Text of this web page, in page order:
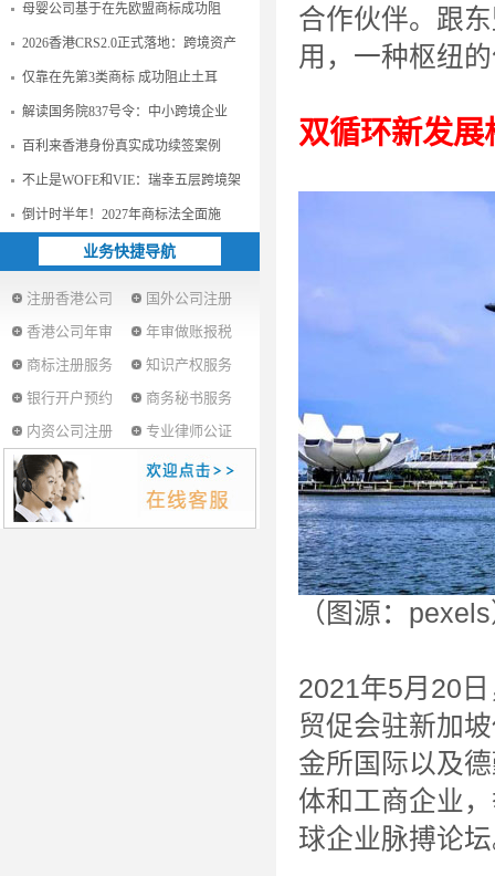
母婴公司基于在先欧盟商标成功阻
2026香港CRS2.0正式落地：跨境资产
仅靠在先第3类商标 成功阻止土耳
解读国务院837号令：中小跨境企业
百利来香港身份真实成功续签案例
不止是WOFE和VIE：瑞幸五层跨境架
倒计时半年！2027年商标法全面施
业务快捷导航
注册香港公司
国外公司注册
香港公司年审
年审做账报税
商标注册服务
知识产权服务
银行开户预约
商务秘书服务
内资公司注册
专业律师公证
合作伙伴。跟
用，一种枢纽
双循环新发展
（图源：
2021年5月20
贸促会驻新加
金所国际以及
体和工商企业
球企业脉搏论